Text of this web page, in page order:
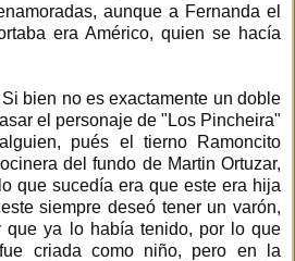
aunque a Fernanda el
era Américo, quien se hacía
Si bien no es exactamente un doble
el personaje de "Los Pincheira"
pués el tierno Ramoncito
del fundo de Martin Ortuzar,
que sucedía era que este era hija
siempre deseó tener un varón,
que ya lo había tenido, por lo que
criada como niño, pero en la